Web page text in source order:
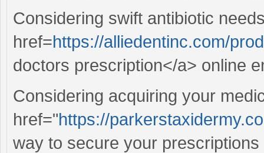
Considering swift antibiotic
href=https://alliedentinc.com/
doctors prescription</a> online
Considering acquiring your
href="https://
way to secure your prescriptions